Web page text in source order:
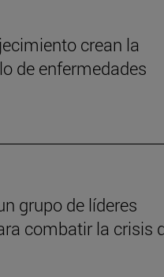
crean la
de enfermedades
grupo de líderes
combatir la crisis